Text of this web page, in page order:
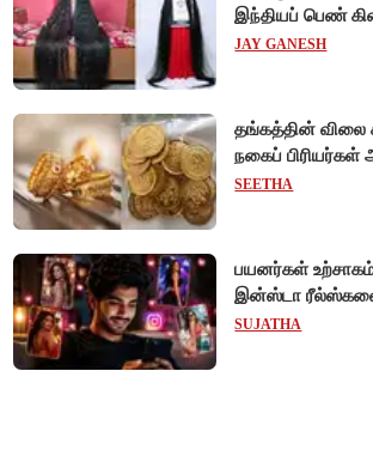
இந்தியப் பெண்
JAY GANESH
தங்கத்தின் விலை
நகைப் பிரியர்கள்
SEETHA
பயனர்கள்
இன்ஸ்டா ரீல்ஸ்களை
மாற்றியமைக்கலாம்!
SUJATHA